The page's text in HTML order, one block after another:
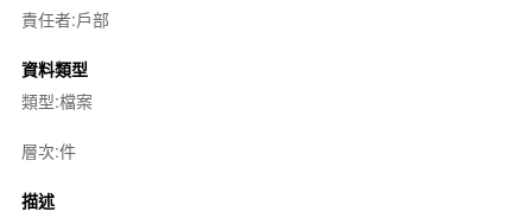
責任者:戶部
資料類型
類型:檔案
層次:件
描述